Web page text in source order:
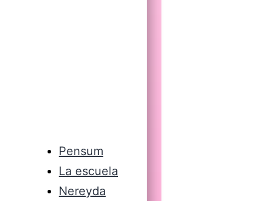
Pensum
La escuela
Nereyda